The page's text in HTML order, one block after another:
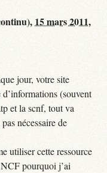
15 mars 2011,
jour, votre site
(souvent
et la scnf, tout va
nécessaire de
utiliser cette ressource
pourquoi j’ai